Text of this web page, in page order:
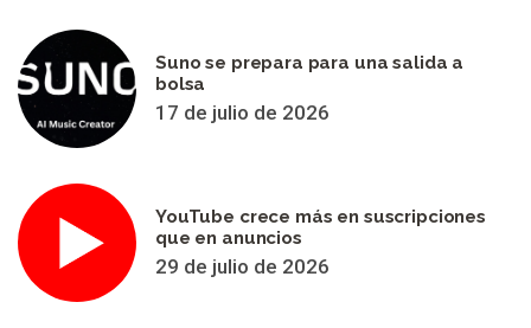
Suno se prepara para una salida a
bolsa
17 de julio de 2026
YouTube crece más en suscripciones
que en anuncios
29 de julio de 2026